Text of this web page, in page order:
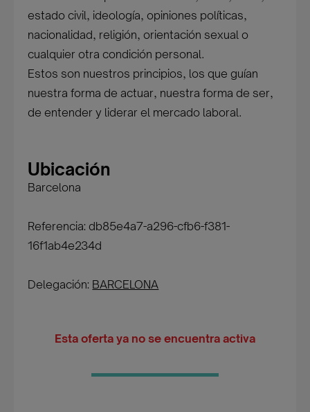
estado civil, ideología, opiniones políticas,
nacionalidad, religión, orientación sexual o
cualquier otra condición personal.
Estos son nuestros principios, los que guían
nuestra forma de actuar, nuestra forma de ser,
de entender y liderar el mercado laboral.
Ubicación
Barcelona
Referencia: db85e4a7-a296-cfb6-f381-
16f1ab4e234d
Delegación: BARCELONA
Esta oferta ya no se encuentra activa